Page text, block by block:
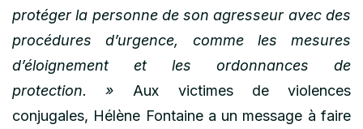
protéger la personne de son agresseur avec des
procédures d’urgence, comme les mesures
d’éloignement et les ordonnances de
protection. » Aux victimes de violences
conjugales, Hélène Fontaine a un message à faire